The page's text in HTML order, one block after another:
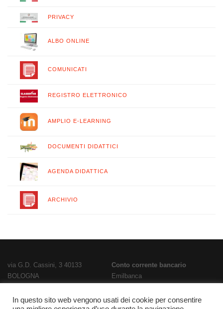
PRIVACY
ALBO ONLINE
COMUNICATI
REGISTRO ELETTRONICO
AMPLIO E-LEARNING
DOCUMENTI DIDATTICI
AGENDA DIDATTICA
ARCHIVIO
via G.D. Cassini, 3 40133
BOLOGNA
E-Mail:bois02300g@istruzione.it
Conto corrente bancario
Emilbanca
IT28T0707236670000000186800
In questo sito web vengono usati dei cookie per consentire